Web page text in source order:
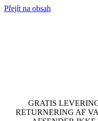
Přejít na obsah
GRATIS
RETURNERING AF